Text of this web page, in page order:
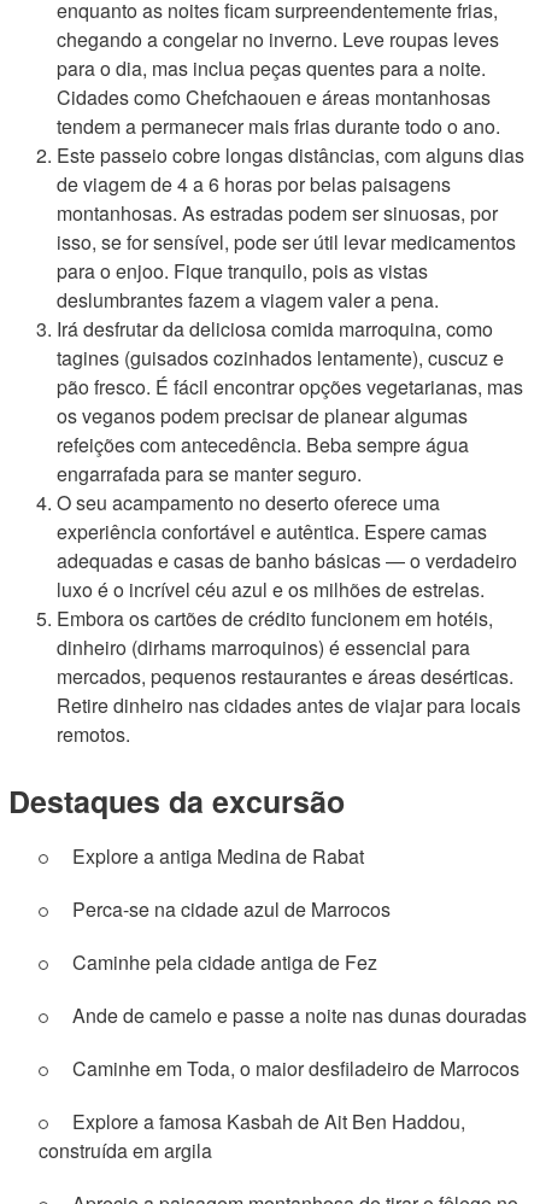
enquanto as noites ficam surpreendentemente frias,
chegando a congelar no inverno. Leve roupas leves
para o dia, mas inclua peças quentes para a noite.
Cidades como Chefchaouen e áreas montanhosas
tendem a permanecer mais frias durante todo o ano.
Este passeio cobre longas distâncias, com alguns dias
de viagem de 4 a 6 horas por belas paisagens
montanhosas. As estradas podem ser sinuosas, por
isso, se for sensível, pode ser útil levar medicamentos
para o enjoo. Fique tranquilo, pois as vistas
deslumbrantes fazem a viagem valer a pena.
Irá desfrutar da deliciosa comida marroquina, como
tagines (guisados cozinhados lentamente), cuscuz e
pão fresco. É fácil encontrar opções vegetarianas, mas
os veganos podem precisar de planear algumas
refeições com antecedência. Beba sempre água
engarrafada para se manter seguro.
O seu acampamento no deserto oferece uma
experiência confortável e autêntica. Espere camas
adequadas e casas de banho básicas — o verdadeiro
luxo é o incrível céu azul e os milhões de estrelas.
Embora os cartões de crédito funcionem em hotéis,
dinheiro (dirhams marroquinos) é essencial para
mercados, pequenos restaurantes e áreas desérticas.
Retire dinheiro nas cidades antes de viajar para locais
remotos.
Destaques da excursão
Explore a antiga Medina de Rabat
Perca-se na cidade azul de Marrocos
Caminhe pela cidade antiga de Fez
Ande de camelo e passe a noite nas dunas douradas
Caminhe em Toda, o maior desfiladeiro de Marrocos
Explore a famosa Kasbah de Ait Ben Haddou,
construída em argila